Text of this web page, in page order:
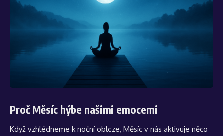
Proč Měsíc hýbe našimi emocemi
Když vzhlédneme k noční obloze, Měsíc v nás aktivuje něco